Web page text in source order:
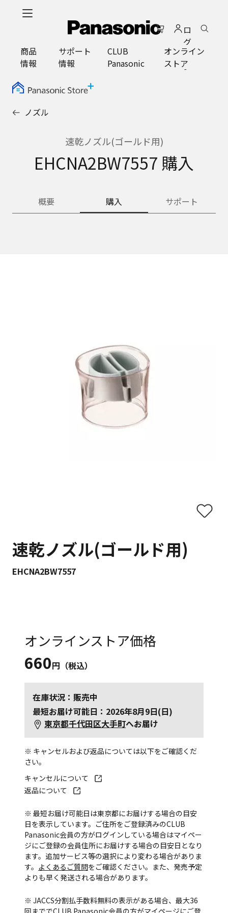
ロ
グ
イ
ン
商品
情報
サポート
情報
CLUB
Panasonic
オンライン
ストア
ノズル
速乾ノズル(ゴールド用)
EHCNA2BW7557 購入
概要 購入 サポート
速乾ノズル(ゴールド用)
EHCNA2BW7557
オンラインストア価格
660円（税込）
在庫状況：販売中
最短お届け可能日：2026年8月9日(日)
東京都千代田区大手町へお届け
※ キャンセルおよび返品については以下をご確認くだ
さい。
キャンセルについて
返品について
※ 最短お届け可能日は東京都にお届けする場合の目安
日を表示しています。ご住所をご登録済みのCLUB
Panasonic会員の方がログインしている場合はマイペー
ジにご登録の会員住所にお届けする場合の目安日となり
ます。追加サービス等の選択により変わる場合がありま
す。 よくあるご質問をご確認ください。また、発売予定
よりも早く発送される場合があります。
※ JACCS分割払手数料無料の表示がある場合、最大36
回まででCLUB Panasonic会員の方がマイページにご登